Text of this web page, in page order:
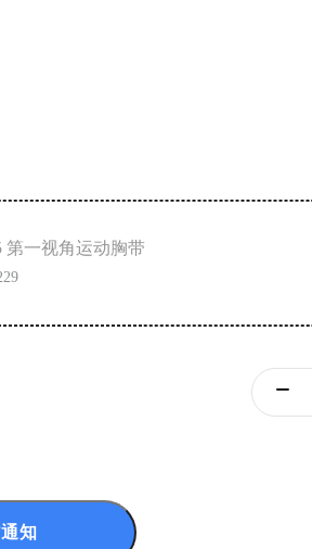
中使用，为获得最佳拍摄效果，建议选购
第一视角运动胸带
知